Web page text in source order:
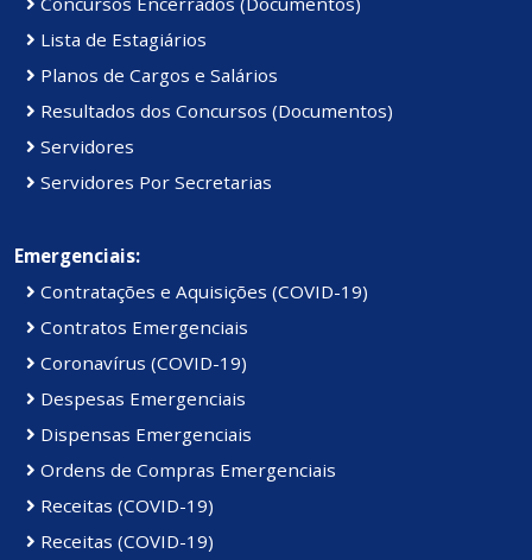
Lista de Estagiários
Planos de Cargos e Salários
Resultados dos Concursos (Documentos)
Servidores
Servidores Por Secretarias
Emergenciais:
Contratações e Aquisições (COVID-19)
Contratos Emergenciais
Coronavírus (COVID-19)
Despesas Emergenciais
Dispensas Emergenciais
Ordens de Compras Emergenciais
Receitas (COVID-19)
Receitas (COVID-19)